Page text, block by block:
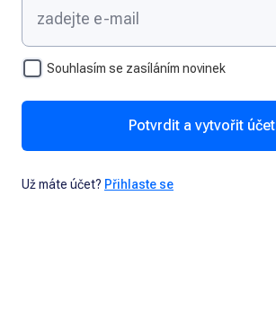
Souhlasím se zasíláním novinek
Potvrdit a vytvořit účet
Už máte účet? Přihlaste se